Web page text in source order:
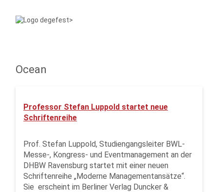
Ocean
Professor Stefan Luppold startet neue
Schriftenreihe
Prof. Stefan Luppold, Studiengangsleiter BWL-
Messe-, Kongress- und Eventmanagement an der
DHBW Ravensburg startet mit einer neuen
Schriftenreihe „Moderne Managementansätze“.
Sie erscheint im Berliner Verlag Duncker &